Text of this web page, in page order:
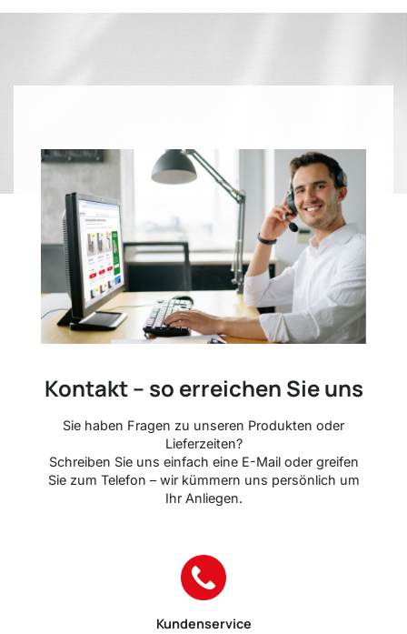
Kontakt – so erreichen Sie uns
Sie haben Fragen zu unseren Produkten oder
Lieferzeiten?
Schreiben Sie uns einfach eine E-Mail oder greifen
Sie zum Telefon – wir kümmern uns persönlich um
Ihr Anliegen.
Kundenservice